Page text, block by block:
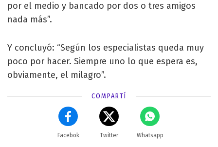
por el medio y bancado por dos o tres amigos
nada más”.
Y concluyó: “Según los especialistas queda muy
poco por hacer. Siempre uno lo que espera es,
obviamente, el milagro”.
COMPARTÍ
Facebok Twitter Whatsapp